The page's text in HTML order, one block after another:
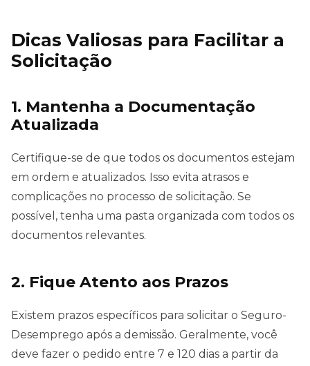
Dicas Valiosas para Facilitar a
Solicitação
1. Mantenha a Documentação
Atualizada
Certifique-se de que todos os documentos estejam
em ordem e atualizados. Isso evita atrasos e
complicações no processo de solicitação. Se
possível, tenha uma pasta organizada com todos os
documentos relevantes.
2. Fique Atento aos Prazos
Existem prazos específicos para solicitar o Seguro-
Desemprego após a demissão. Geralmente, você
deve fazer o pedido entre 7 e 120 dias a partir da